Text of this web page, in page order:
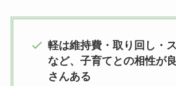
軽は維持費・取り回し・
など、子育てとの相性が
さんある